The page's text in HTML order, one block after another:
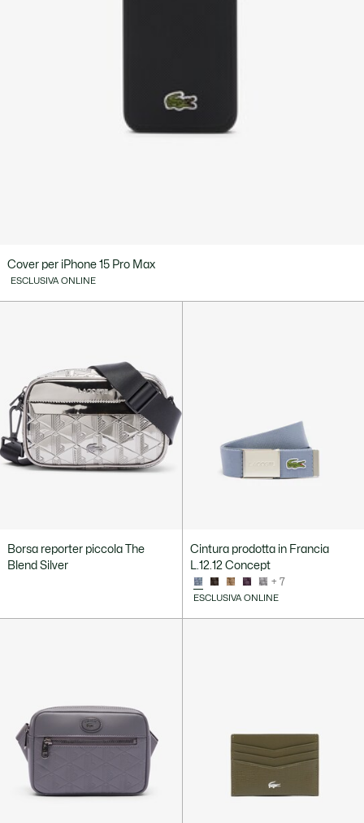
Cover per iPhone 15 Pro Max
ESCLUSIVA ONLINE
Borsa reporter piccola The
Blend Silver
Cintura prodotta in Francia
L.12.12 Concept
+ 7
ESCLUSIVA ONLINE